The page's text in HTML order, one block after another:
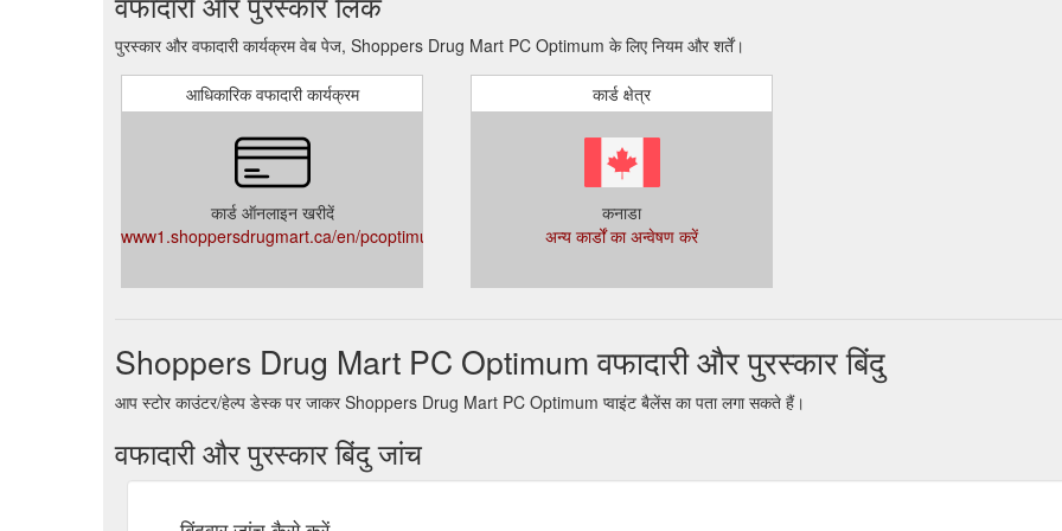
पुरस्कार और वफादारी कार्यक्रम वेब पेज, Shoppers Drug Mart PC Optimum के लिए नियम और शर्तें।
आधिकारिक वफादारी कार्यक्रम
कार्ड ऑनलाइन खरीदें
www1.shoppersdrugmart.ca/en/pcoptimum
कार्ड क्षेत्र
कनाडा
अन्य कार्डों का अन्वेषण करें
Shoppers Drug Mart PC Optimum वफादारी और पुरस्कार बिंदु
आप स्टोर काउंटर/हेल्प डेस्क पर जाकर Shoppers Drug Mart PC Optimum प्वाइंट बैलेंस का पता लगा सकते हैं।
वफादारी और पुरस्कार बिंदु जांच